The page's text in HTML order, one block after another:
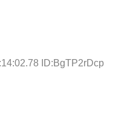
ID:BgTP2rDcp